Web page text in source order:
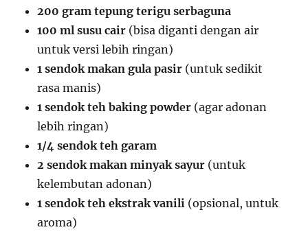
200 gram tepung terigu serbaguna
100 ml susu cair (bisa diganti dengan air
untuk versi lebih ringan)
1 sendok makan gula pasir (untuk sedikit
rasa manis)
1 sendok teh baking powder (agar adonan
lebih ringan)
1/4 sendok teh garam
2 sendok makan minyak sayur (untuk
kelembutan adonan)
1 sendok teh ekstrak vanili (opsional, untuk
aroma)